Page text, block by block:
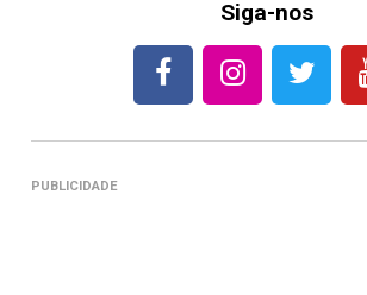
Siga-nos
PUBLICIDADE